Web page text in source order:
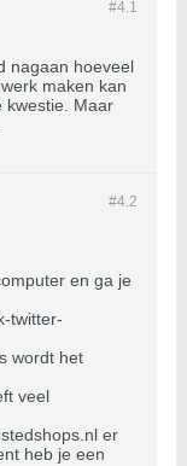
#4.1
nagaan hoeveel
maken kan
kwestie. Maar
#4.2
en ga je
twitter-
wordt het
veel
er
heb je een